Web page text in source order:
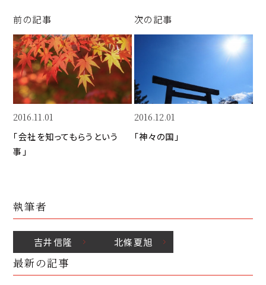
Li
n
k
o
o
k
I
n
前の記事
2016.11.01
「会社を知ってもらうという
事」
次の記事
2016.12.01
「神々の国」
執筆者
吉井信隆 北條夏旭
最新の記事